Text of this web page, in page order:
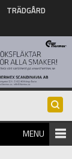
TRÄDGÅRD
MENU